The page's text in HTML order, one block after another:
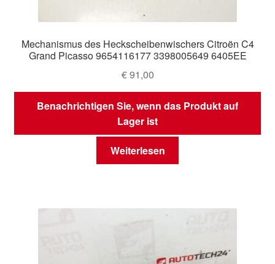
Mechanismus des Heckscheibenwischers Citroën C4
Grand Picasso 9654116177 3398005649 6405EE
€91,00
Benachrichtigen Sie, wenn das Produkt auf
Lager ist
Weiterlesen